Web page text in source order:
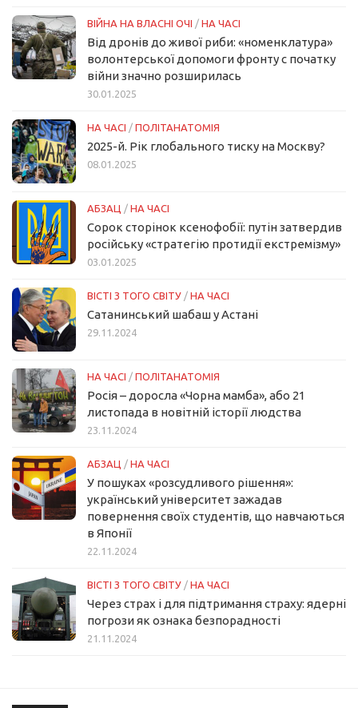
ВІЙНА НА ВЛАСНІ ОЧІ / НА ЧАСІ
Від дронів до живої риби: «номенклатура»
волонтерської допомоги фронту с початку
війни значно розширилась
30.01.2025
НА ЧАСІ / ПОЛІТАНАТОМІЯ
2025-й. Рік глобального тиску на Москву?
08.01.2025
АБЗАЦ / НА ЧАСІ
Сорок сторінок ксенофобії: путін затвердив
російську «стратегію протидії екстремізму»
03.01.2025
ВІСТІ З ТОГО СВІТУ / НА ЧАСІ
Сатанинський шабаш у Астані
29.11.2024
НА ЧАСІ / ПОЛІТАНАТОМІЯ
Росія – доросла «Чорна мамба», або 21
листопада в новітній історії людства
23.11.2024
АБЗАЦ / НА ЧАСІ
У пошуках «розсудливого рішення»:
український університет зажадав
повернення своїх студентів, що навчаються
в Японії
22.11.2024
ВІСТІ З ТОГО СВІТУ / НА ЧАСІ
Через страх і для підтримання страху: ядерні
погрози як ознака безпорадності
21.11.2024